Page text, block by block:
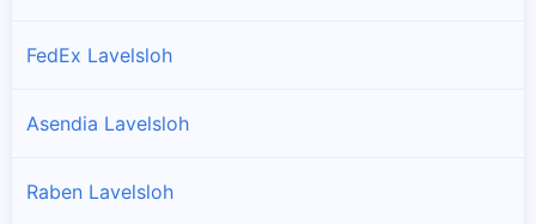
FedEx Lavelsloh
Asendia Lavelsloh
Raben Lavelsloh